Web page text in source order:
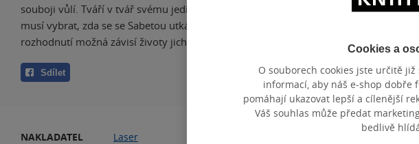
souboji vůlí. Tváří v tvář svému jedinému protějšku v lásce i lsti si totiž Locke
musí vybrat, zda se se Sabetou utká… nebo se jí bude dvořit. Na tomto
rozhodnutí možná závisí životy jich obou.
Sdílet
NAKLADATEL
Laser
pevná
Cookies a
O souborech cookies jste určitě
informací, aby náš e-shop dobře
pomáhají ukazovat lepší a cílenější
Váš souhlas může předat
bedlivě